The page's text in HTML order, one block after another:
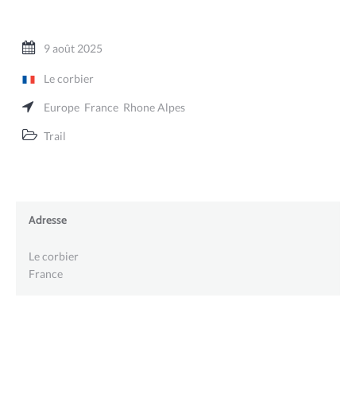
9 août 2025
Le corbier
Europe France Rhone Alpes
Trail
Adresse
Le corbier
France